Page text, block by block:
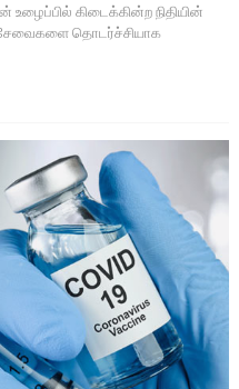
உழைப்பில் கிடைக்கின்ற நிதியின்
சேவைகளை தொடர்ச்சியாக